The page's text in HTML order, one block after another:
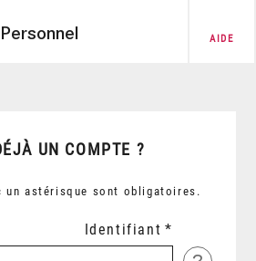
AIDE
UN COMPTE ?
un astérisque sont obligatoires.
Identifiant